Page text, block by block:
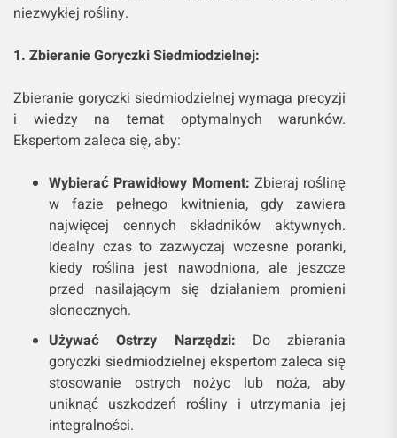
niezwykłej rośliny.
1. Zbieranie Goryczki Siedmiodzielnej:
Zbieranie goryczki siedmiodzielnej wymaga precyzji
i wiedzy na temat optymalnych warunków.
Ekspertom zaleca się, aby:
Wybierać Prawidłowy Moment: Zbieraj roślinę
w fazie pełnego kwitnienia, gdy zawiera
najwięcej cennych składników aktywnych.
Idealny czas to zazwyczaj wczesne poranki,
kiedy roślina jest nawodniona, ale jeszcze
przed nasilającym się działaniem promieni
słonecznych.
Używać Ostrzy Narzędzi: Do zbierania
goryczki siedmiodzielnej ekspertom zaleca się
stosowanie ostrych nożyc lub noża, aby
uniknąć uszkodzeń rośliny i utrzymania jej
integralności.